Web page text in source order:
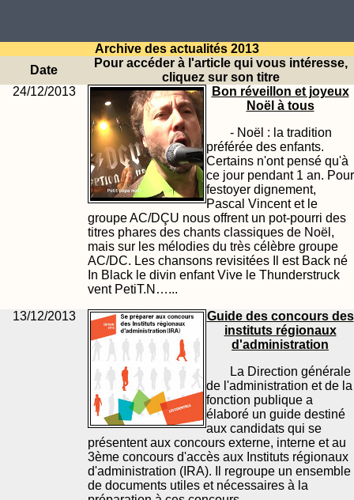
Archive des actualités 2013
Date
Pour accéder à l'article qui vous intéresse,
cliquez sur son titre
24/12/2013
Bon réveillon et joyeux
Noël à tous
- Noël : la tradition
préférée des enfants.
Certains n'ont pensé qu'à
ce jour pendant 1 an. Pour
festoyer dignement,
Pascal Vincent et le
groupe AC/DÇU nous offrent un pot-pourri des
titres phares des chants classiques de Noël,
mais sur les mélodies du très célèbre groupe
AC/DC. Les chansons revisitées Il est Back né
In Black le divin enfant Vive le Thunderstruck
vent PetiT.N…...
13/12/2013
Guide des concours des
instituts régionaux
d'administration
La Direction générale
de l'administration et de la
fonction publique a
élaboré un guide destiné
aux candidats qui se
présentent aux concours externe, interne et au
3ème concours d'accès aux Instituts régionaux
d'administration (IRA). Il regroupe un ensemble
de documents utiles et nécessaires à la